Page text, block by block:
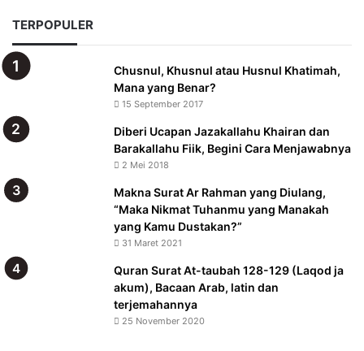
TERPOPULER
Chusnul, Khusnul atau Husnul Khatimah,
Mana yang Benar?
15 September 2017
Diberi Ucapan Jazakallahu Khairan dan
Barakallahu Fiik, Begini Cara Menjawabnya
2 Mei 2018
Makna Surat Ar Rahman yang Diulang,
“Maka Nikmat Tuhanmu yang Manakah
yang Kamu Dustakan?”
31 Maret 2021
Quran Surat At-taubah 128-129 (Laqod ja
akum), Bacaan Arab, latin dan
terjemahannya
25 November 2020